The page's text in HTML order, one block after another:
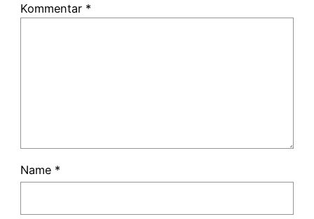
Kommentar *
Name *